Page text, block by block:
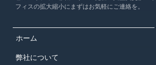
フィスの拡大縮小にまずはお気軽にご連絡を。
ホーム
弊社について